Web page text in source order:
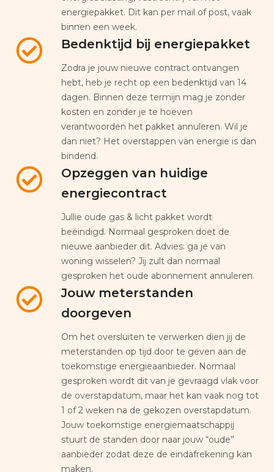
energiepakket. Dit kan per mail of post, vaak
binnen een week.
Bedenktijd bij energiepakket
Zodra je jouw nieuwe contract ontvangen
hebt, heb je recht op een bedenktijd van 14
dagen. Binnen deze termijn mag je zonder
kosten en zonder je te hoeven
verantwoorden het pakket annuleren. Wil je
dan niet? Het overstappen van energie is dan
bindend.
Opzeggen van huidige
energiecontract
Jullie oude gas & licht pakket wordt
beëindigd. Normaal gesproken doet de
nieuwe aanbieder dit. Advies: ga je van
woning wisselen? Jij zult dan normaal
gesproken het oude abonnement annuleren.
Jouw meterstanden
doorgeven
Om het oversluiten te verwerken dien jij de
meterstanden op tijd door te geven aan de
toekomstige energieaanbieder. Normaal
gesproken wordt dit van je gevraagd vlak voor
de overstapdatum, maar het kan vaak nog tot
1 of 2 weken na de gekozen overstapdatum.
Jouw toekomstige energiemaatschappij
stuurt de standen door naar jouw “oude”
aanbieder zodat deze de eindafrekening kan
maken.